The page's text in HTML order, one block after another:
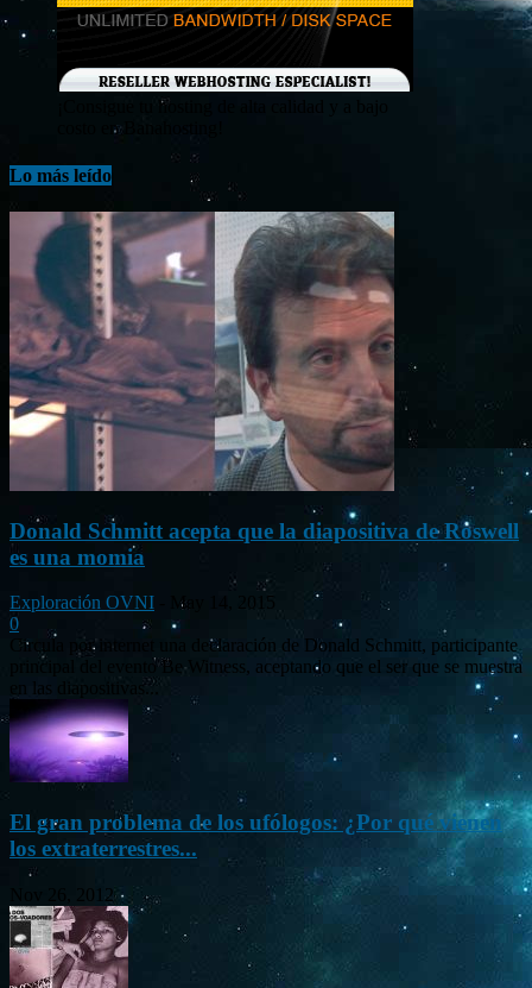
¡Consigue tu hosting de alta calidad y a bajo
costo en Banahosting!
Lo más leído
Donald Schmitt acepta que la diapositiva de Roswell
es una momia
Exploración OVNI
May 14, 2015
0
Circula por internet una declaración de Donald Schmitt, participante
principal del evento Be Witness, aceptando que el ser que se muestra
en las diapositivas...
El gran problema de los ufólogos: ¿Por qué vienen
los extraterrestres...
Nov 26, 2012